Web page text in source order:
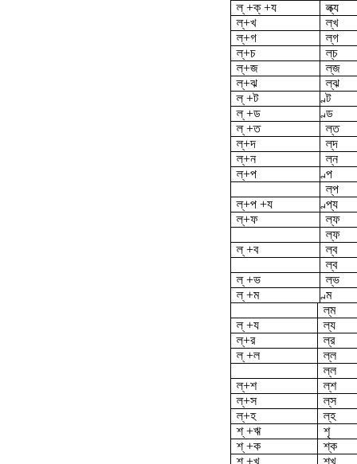
ল্ +ক্ +য
ল্ক্য
ল্‌+খ
ল্‌খ
ল্‌+গ
ল্‌গ
ল্‌+চ
ল্‌চ
ল্‌+জ
ল্‌জ
ল্‌+ঝ
ল্‌ঝ
ল্ +ট
ল্ট
ল্ +ড
ল্ড
ল্ +ত
ল্‌ত
ল্‌+দ
ল্‌দ
ল্‌+ন
ল্‌ন
ল্‌+প
ল্প
ল্‌প
ল্‌+প +য
ল্প্য
ল্‌+ফ
ল্ফ
ল্‌ফ
ল্ +ব
ল্ব
ল্‌ব
ল্ +ভ
ল্‌ভ
ল্ +ম
ল্ম
ল্‌ম
ল্ +য
ল্য
ল্‌+র
ল্‌র
ল্ +ল
ল্ল
ল্‌ল
ল্‌+শ
ল্‌শ
ল্‌+স
ল্‌স
ল্‌+হ
ল্‌হ
শ্ +ঋ
শৃ
শ্ +ক
শ্‌ক
শ্ +খ
শ্‌খ